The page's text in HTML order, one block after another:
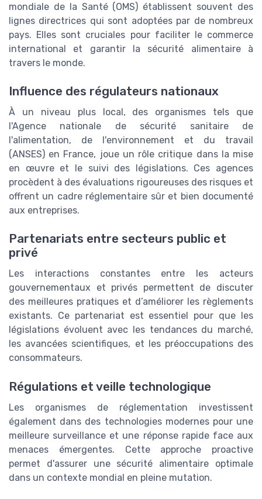
mondiale de la Santé (OMS) établissent souvent des
lignes directrices qui sont adoptées par de nombreux
pays. Elles sont cruciales pour faciliter le commerce
international et garantir la sécurité alimentaire à
travers le monde.
Influence des régulateurs nationaux
À un niveau plus local, des organismes tels que
l'Agence nationale de sécurité sanitaire de
l'alimentation, de l'environnement et du travail
(ANSES) en France, joue un rôle critique dans la mise
en œuvre et le suivi des législations. Ces agences
procèdent à des évaluations rigoureuses des risques et
offrent un cadre réglementaire sûr et bien documenté
aux entreprises.
Partenariats entre secteurs public et
privé
Les interactions constantes entre les acteurs
gouvernementaux et privés permettent de discuter
des meilleures pratiques et d’améliorer les règlements
existants. Ce partenariat est essentiel pour que les
législations évoluent avec les tendances du marché,
les avancées scientifiques, et les préoccupations des
consommateurs.
Régulations et veille technologique
Les organismes de réglementation investissent
également dans des technologies modernes pour une
meilleure surveillance et une réponse rapide face aux
menaces émergentes. Cette approche proactive
permet d'assurer une sécurité alimentaire optimale
dans un contexte mondial en pleine mutation.